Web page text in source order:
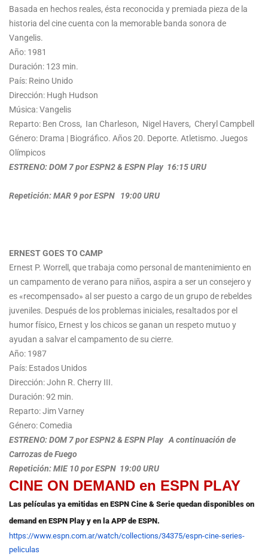
Basada en hechos reales, ésta reconocida y premiada pieza de la
historia del cine cuenta con la memorable banda sonora de
Vangelis.
Año: 1981
Duración: 123 min.
País: Reino Unido
Dirección: Hugh Hudson
Música: Vangelis
Reparto: Ben Cross, Ian Charleson, Nigel Havers, Cheryl Campbell
Género: Drama | Biográfico. Años 20. Deporte. Atletismo. Juegos
Olímpicos
ESTRENO: DOM 7 por ESPN2 & ESPN Play 16:15 URU
Repetición: MAR 9 por ESPN 19:00 URU
ERNEST GOES TO CAMP
Ernest P. Worrell, que trabaja como personal de mantenimiento en
un campamento de verano para niños, aspira a ser un consejero y
es «recompensado» al ser puesto a cargo de un grupo de rebeldes
juveniles. Después de los problemas iniciales, resaltados por el
humor físico, Ernest y los chicos se ganan un respeto mutuo y
ayudan a salvar el campamento de su cierre.
Año: 1987
País: Estados Unidos
Dirección: John R. Cherry III.
Duración: 92 min.
Reparto: Jim Varney
Género: Comedia
ESTRENO: DOM 7 por ESPN2 & ESPN Play A continuación de
Carrozas de Fuego
Repetición: MIE 10 por ESPN 19:00 URU
CINE ON DEMAND en ESPN PLAY
Las películas ya emitidas en ESPN Cine & Serie quedan disponibles on
demand en ESPN Play y en la APP de ESPN.
https://www.espn.com.ar/watch/collections/34375/espn-cine-series-
peliculas